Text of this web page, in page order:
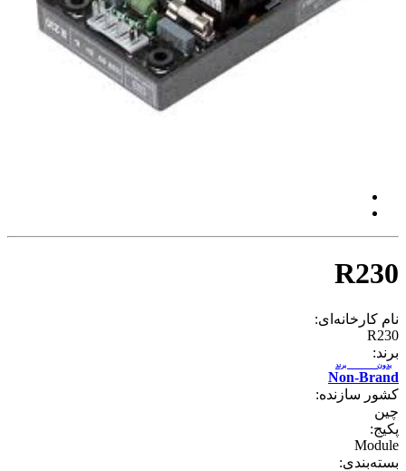
R230
نام کارخانه‌ای:
R230
برند:
Non-Brand
بدون برند
کشور سازنده:
چین
پکیج:
Module
بسته‌بندی: